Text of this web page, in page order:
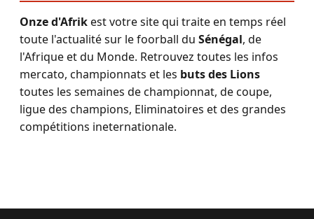
Onze d'Afrikest votre site qui traite en temps réel
toute l'actualité sur le foorball du Sénégal, de
l'Afrique et du Monde. Retrouvez toutes les infos
mercato, championnats et les buts des Lions
toutes les semaines de championnat, de coupe,
ligue des champions, Eliminatoires et des grandes
compétitions ineternationale.